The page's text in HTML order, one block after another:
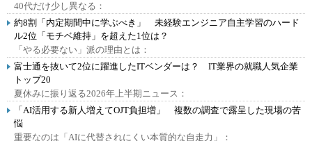
40代だけ少し異なる：
約8割「内定期間中に学ぶべき」 未経験エンジニア自主学習のハード
ル2位「モチベ維持」を超えた1位は？
「やる必要ない」派の理由とは：
富士通を抜いて2位に躍進したITベンダーは？ IT業界の就職人気企業
トップ20
夏休みに振り返る2026年上半期ニュース：
「AI活用する新人増えてOJT負担増」 複数の調査で露呈した現場の苦
悩
重要なのは「AIに代替されにくい本質的な自走力」：